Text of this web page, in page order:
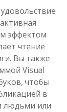
эффектом
чтение
Вы также
Visual
чтобы
в
людьми или